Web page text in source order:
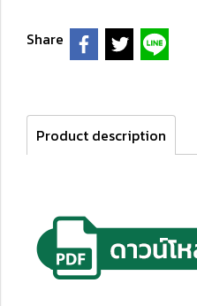
Share
Product description